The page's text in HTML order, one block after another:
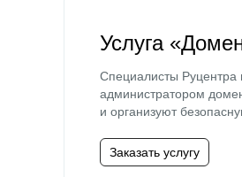
Услуга
Специалисты Руцентра
администратором
и организуют
Заказать услугу